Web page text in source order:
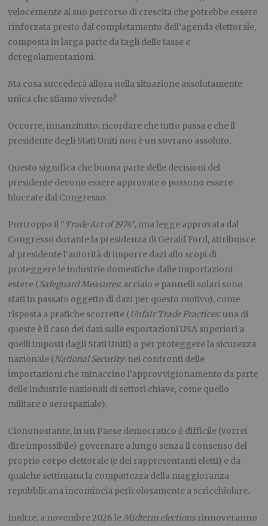
velocemente al suo percorso di crescita che potrebbe essere
rinforzata presto dal completamento dell’agenda elettorale,
composta in larga parte da tagli delle tasse e
deregolamentazioni.
Ma cosa succederà allora nella situazione assolutamente
unica che stiamo vivendo?
Occorre, innanzitutto, ricordare che tutto passa e che il
presidente degli Stati Uniti non è un sovrano assoluto.
Questo significa che buona parte delle decisioni del
presidente devono essere approvate o possono essere
bloccate dal Congresso.
Purtroppo il “Trade Act of 1974”, una legge approvata dal
Congresso durante la presidenza di Gerald Ford, attribuisce
al presidente l’autorità di imporre dazi allo scopi di
proteggere le industrie domestiche dalle importazioni
estere (Safeguard Measures: acciaio e pannelli solari sono
stati in passato oggetto di dazi per questo motivo), come
risposta a pratiche scorrette (Unfair Trade Practices: una di
queste è il caso dei dazi sulle esportazioni USA superiori a
quelli imposti dagli Stati Uniti) o per proteggere la sicurezza
nazionale (National Security: nei confronti delle
importazioni che minaccino l’approvvigionamento da parte
delle industrie nazionali di settori chiave, come quello
militare o aerospaziale).
Ciononostante, in un Paese democratico è difficile (vorrei
dire impossibile) governare a lungo senza il consenso del
proprio corpo elettorale (e dei rappresentanti eletti) e da
qualche settimana la compattezza della maggioranza
repubblicana incomincia pericolosamente a scricchiolare.
Inoltre, a novembre 2026 leMidterm electionsrinnoveranno